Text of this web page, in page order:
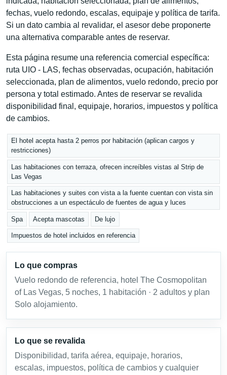
fechas, vuelo redondo, escalas, equipaje y política de tarifa.
Si un dato cambia al revalidar, el asesor debe proponerte
una alternativa comparable antes de reservar.
Esta página resume una referencia comercial específica:
ruta UIO - LAS, fechas observadas, ocupación, habitación
seleccionada, plan de alimentos, vuelo redondo, precio por
persona y total estimado. Antes de reservar se revalida
disponibilidad final, equipaje, horarios, impuestos y política
de cambios.
El hotel acepta hasta 2 perros por habitación (aplican cargos y
restricciones)
Las habitaciones con terraza, ofrecen increíbles vistas al Strip de
Las Vegas
Las habitaciones y suites con vista a la fuente cuentan con vista sin
obstrucciones a un espectáculo de fuentes de agua y luces
Spa Acepta mascotas De lujo
Impuestos de hotel incluidos en referencia
Lo que compras
Vuelo redondo de referencia, hotel The Cosmopolitan
of Las Vegas, 5 noches, 1 habitación · 2 adultos y plan
Solo alojamiento.
Lo que se revalida
Disponibilidad, tarifa aérea, equipaje, horarios,
escalas, impuestos, política de cambios y cualquier